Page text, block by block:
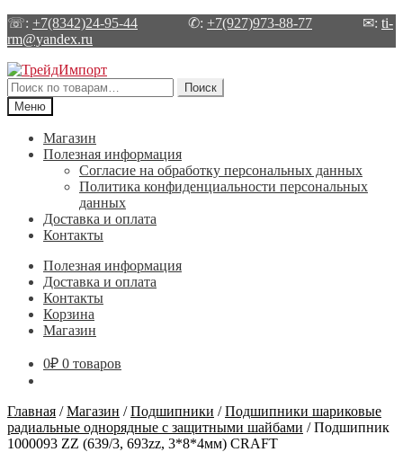
☏: +7(8342)24-95-44 ✆: +7(927)973-88-77 ✉: ti-
rm@yandex.ru
Перейти
к
навигации
Перейти
к
содержимому
Искать:
Поиск
Меню
Магазин
Полезная информация
Согласие на обработку персональных данных
Политика конфиденциальности персональных
данных
Доставка и оплата
Контакты
Полезная информация
Доставка и оплата
Контакты
Корзина
Магазин
0₽ 0 товаров
Главная /Магазин /Подшипники /Подшипники шариковые
радиальные однорядные с защитными шайбами /Подшипник
1000093 ZZ (639/3, 693zz, 3*8*4мм) CRAFT